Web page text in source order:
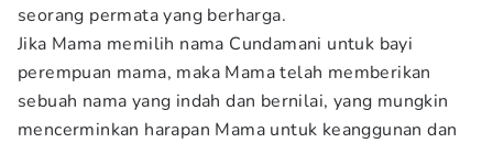
seorang permata yang berharga.
Jika Mama memilih nama Cundamani untuk bayi
perempuan mama, maka Mama telah memberikan
sebuah nama yang indah dan bernilai, yang mungkin
mencerminkan harapan Mama untuk keanggunan dan